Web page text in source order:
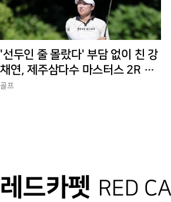
'선두인 줄 몰랐다' 부담 없이 친 강
채연, 제주삼다수 마스터스 2R 단
독 선두
골프
레드카펫 RED